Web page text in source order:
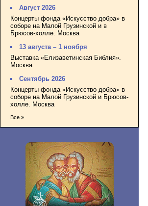
Август 2026
Концерты фонда «Искусство добра» в
соборе на Малой Грузинской и в
Брюсов-холле. Москва
13 августа – 1 ноября
Выставка «Елизаветинская Библия».
Москва
Сентябрь 2026
Концерты фонда «Искусство добра» в
соборе на Малой Грузинской и Брюсов-
холле. Москва
Все »